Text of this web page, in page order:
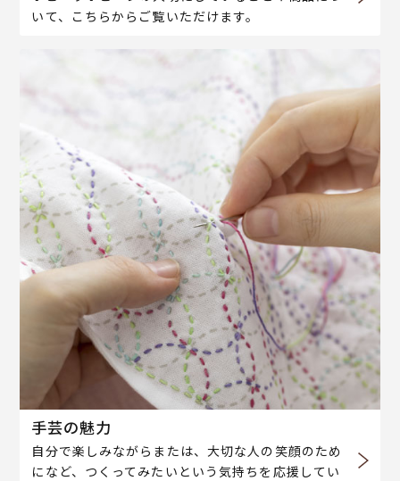
いて、こちらからご覧いただけます。
手芸の魅力
自分で楽しみながらまたは、大切な人の笑顔のため
になど、つくってみたいという気持ちを応援してい